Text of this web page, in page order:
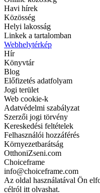
Havi hírek
Közösség
Helyi lakosság
Linkek a tartalomban
Webhelytérkép
Hír
Könyvtár
Blog
Előfizetés adatfolyam
Jogi terület
Web cookie-k
Adatvédelmi szabályzat
Szerzői jogi törvény
Kereskedési feltételek
Felhasználói hozzáférés
Környezetbarátság
OtthoniZseni.com
Choiceframe
info@choiceframe.com
Az oldal használatával Ön
célról itt olvashat.